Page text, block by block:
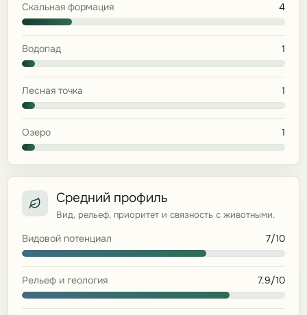
Скальная формация 4
Водопад 1
Лесная точка 1
Озеро 1
Средний профиль
Вид, рельеф, приоритет и связность с животными.
Видовой потенциал 7/10
Рельеф и геология 7.9/10